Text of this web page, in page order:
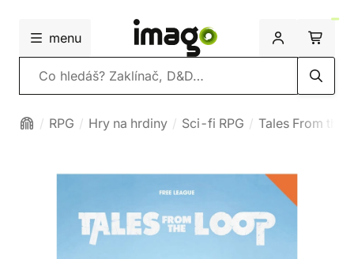
menu
Vyhledávání
RPG Hry na hrdiny Sci-fi RPG Tales From the